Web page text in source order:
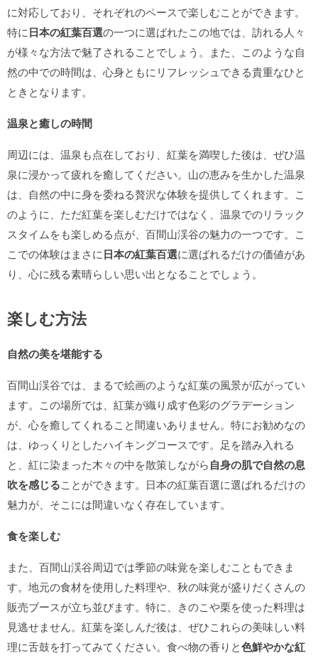
に対応しており、それぞれのペースで楽しむことができます。
特に日本の紅葉百選の一つに選ばれたこの地では、訪れる人々
が様々な方法で魅了されることでしょう。また、このような自
然の中での時間は、心身ともにリフレッシュできる貴重なひと
ときとなります。
温泉と癒しの時間
周辺には、温泉も点在しており、紅葉を満喫した後は、ぜひ温
泉に浸かって疲れを癒してください。山の恵みを生かした温泉
は、自然の中に身を委ねる贅沢な体験を提供してくれます。こ
のように、ただ紅葉を楽しむだけではなく、温泉でのリラック
スタイムをも楽しめる点が、百間山渓谷の魅力の一つです。こ
こでの体験はまさに日本の紅葉百選に選ばれるだけの価値があ
り、心に残る素晴らしい思い出となることでしょう。
楽しむ方法
自然の美を堪能する
百間山渓谷では、まるで絵画のような紅葉の風景が広がってい
ます。この場所では、紅葉が織り成す色彩のグラデーション
が、心を癒してくれること間違いありません。特にお勧めなの
は、ゆっくりとしたハイキングコースです。足を踏み入れる
と、紅に染まった木々の中を散策しながら自身の肌で自然の息
吹を感じることができます。日本の紅葉百選に選ばれるだけの
魅力が、そこには間違いなく存在しています。
食を楽しむ
また、百間山渓谷周辺では季節の味覚を楽しむこともできま
す。地元の食材を使用した料理や、秋の味覚が盛りだくさんの
販売ブースが立ち並びます。特に、きのこや栗を使った料理は
見逃せません。紅葉を楽しんだ後は、ぜひこれらの美味しい料
理に舌鼓を打ってみてください。食べ物の香りと色鮮やかな紅